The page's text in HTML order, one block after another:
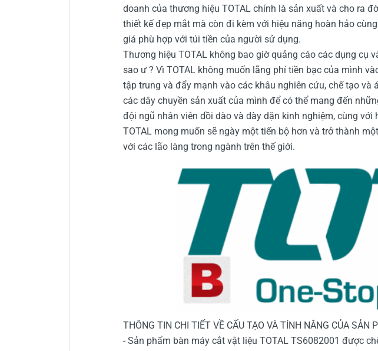
doanh của thương hiệu TOTAL chính là sản xuất và cho ra
thiết kế đẹp mắt mà còn đi kèm với hiệu năng hoàn hảo
giá phù hợp với túi tiền của người sử dụng.
Thương hiệu TOTAL không bao giờ quảng cáo các dụng cụ
sao ư ? Vì TOTAL không muốn lãng phí tiền bạc của mình
tập trung và đẩy mạnh vào các khâu nghiên cứu, chế tạo
các dây chuyền sản xuất của mình để có thể mang đến
đội ngũ nhân viên dồi dào và dày dặn kinh nghiệm, cùng
TOTAL mong muốn sẽ ngày một tiến bộ hơn và trở thành
với các lão làng trong ngành trên thế giới.
THÔNG TIN CHI TIẾT VỀ CẤU TẠO VÀ TÍNH NĂNG CỦA
- Sản phẩm bàn máy cắt vật liệu TOTAL TS6082001 được